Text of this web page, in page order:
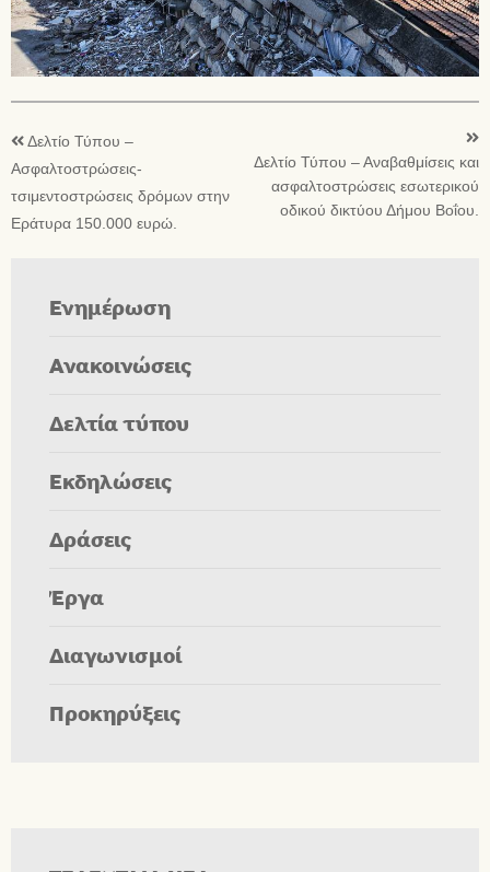
Δελτίο Τύπου –
Ασφαλτοστρώσεις-
τσιμεντοστρώσεις δρόμων στην
Εράτυρα 150.000 ευρώ.
Δελτίο Τύπου – Αναβαθμίσεις και
ασφαλτοστρώσεις εσωτερικού
οδικού δικτύου Δήμου Βοΐου.
Ενημέρωση
Ανακοινώσεις
Δελτία τύπου
Εκδηλώσεις
Δράσεις
Έργα
Διαγωνισμοί
Προκηρύξεις